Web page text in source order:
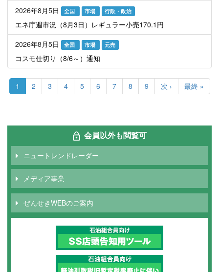
2026年8月5日
全国 市場 行政・政治
エネ庁週市況（8月3日）レギュラー小売170.1円
2026年8月5日
全国 市場 元売
コスモ仕切り（8/6～）通知
ペ
ジ
カ
レ
ペ
1 Page
2 Page
3 Page
4 Page
5 Page
6 Page
7 Page
8 Page
9
次
ペ
次 ›
最
終
ジ
最終 »
会員以外も閲覧可
ニュートレンドレーダー
メディア事業
ぜんせきWEBのご案内